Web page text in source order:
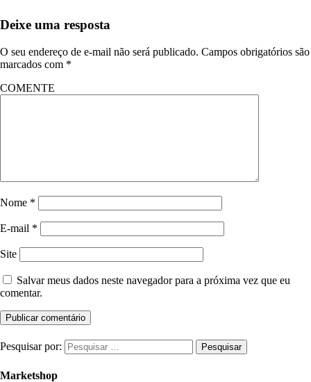
Deixe uma resposta
O seu endereço de e-mail não será publicado. Campos obrigatórios são
marcados com *
COMENTE
Nome *
E-mail *
Site
Salvar meus dados neste navegador para a próxima vez que eu
comentar.
Pesquisar por:
Marketshop